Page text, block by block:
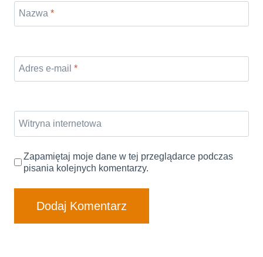
Nazwa *
Adres e-mail *
Witryna internetowa
Zapamiętaj moje dane w tej przeglądarce podczas
pisania kolejnych komentarzy.